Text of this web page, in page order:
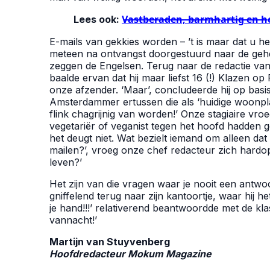
Lees ook: V̶a̶s̶t̶b̶e̶r̶a̶d̶e̶n̶,̶ ̶b̶a̶r̶m̶h̶a̶r̶t̶i̶g̶ ̶e̶n̶
E-mails van gekkies worden – ’t is maar dat u
meteen na ontvangst doorgestuurd naar de
zeggen de Engelsen. Terug naar de redactie
baalde ervan dat hij maar liefst 16 (!) Klazen
onze afzender. ‘Maar’, concludeerde hij op
Amsterdammer ertussen die als ‘huidige
flink chagrijnig van worden!’ Onze stagiaire
vegetariër of veganist tegen het hoofd hadden
het deugt niet. Wat bezielt iemand om alleen
mailen?’, vroeg onze chef redacteur zich
leven?’
Het zijn van die vragen waar je nooit een
gniffelend terug naar zijn kantoortje, waar hij
je hand!!!’ relativerend beantwoordde met de
vannacht!’
Martijn van Stuyvenberg
Hoofdredacteur Mokum Magazine